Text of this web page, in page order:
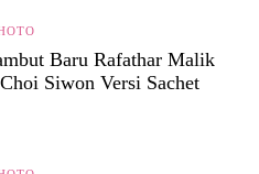
Baru Rafathar Malik
Siwon Versi Sachet